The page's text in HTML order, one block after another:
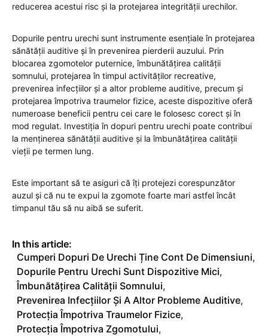
reducerea acestui risc și la protejarea integrității urechilor.
Dopurile pentru urechi sunt instrumente esențiale în protejarea
sănătății auditive și în prevenirea pierderii auzului. Prin
blocarea zgomotelor puternice, îmbunătățirea calității
somnului, protejarea în timpul activităților recreative,
prevenirea infecțiilor și a altor probleme auditive, precum și
protejarea împotriva traumelor fizice, aceste dispozitive oferă
numeroase beneficii pentru cei care le folosesc corect și în
mod regulat. Investiția în dopuri pentru urechi poate contribui
la menținerea sănătății auditive și la îmbunătățirea calității
vieții pe termen lung.
Este important să te asiguri că îți protejezi corespunzător
auzul și că nu te expui la zgomote foarte mari astfel încât
timpanul tău să nu aibă se suferit.
In this article:
Cumperi Dopuri De Urechi Ține Cont De Dimensiuni,
Dopurile Pentru Urechi Sunt Dispozitive Mici,
Îmbunătățirea Calității Somnului,
Prevenirea Infecțiilor Și A Altor Probleme Auditive,
Protecția Împotriva Traumelor Fizice,
Protecția Împotriva Zgomotului,